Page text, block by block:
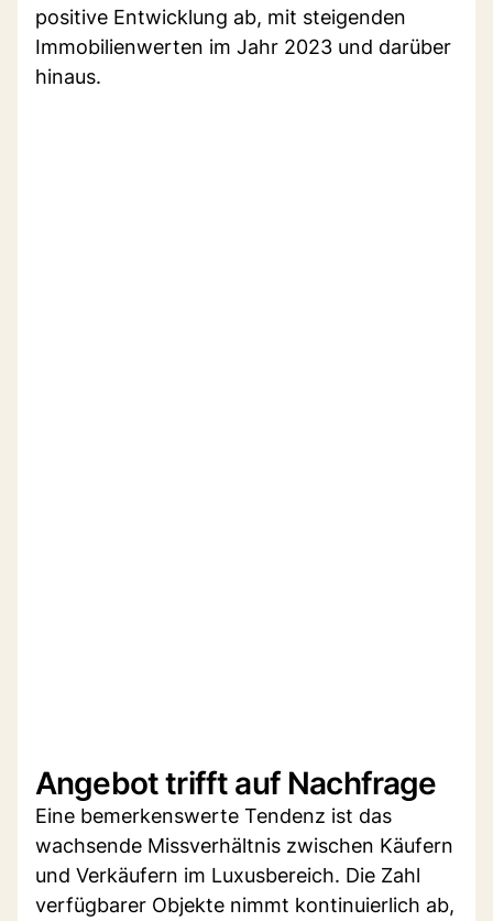
positive Entwicklung ab, mit steigenden
Immobilienwerten im Jahr 2023 und darüber
hinaus.
Angebot trifft auf Nachfrage
Eine bemerkenswerte Tendenz ist das
wachsende Missverhältnis zwischen Käufern
und Verkäufern im Luxusbereich. Die Zahl
verfügbarer Objekte nimmt kontinuierlich ab,